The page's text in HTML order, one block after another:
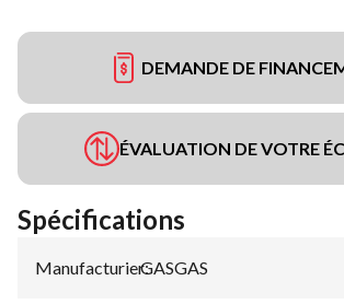
DEMANDE DE
ÉVALUATION DE VOTRE
Spécifications
Manufacturier:
GASGAS